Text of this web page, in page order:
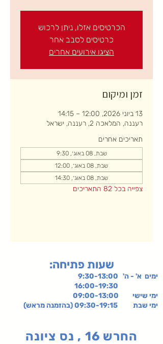
הכרטיסים אזלו, ניתן לרכוש
כרטיסים לסבב אחר
הציגו אירועים אחרים
זמן ומיקום
13 ביוני 2026, 12:00 – 14:15
רעננה, המלאכה 2, רעננה, ישראל
תאריכים אחרים
שבת, 08 באוג׳, 9:30
שבת, 08 באוג׳, 12:00
שבת, 08 באוג׳, 14:30
צפייה בכל 82 התאריכים
:שעות פתיחה
ימים א' - ה' 9:30-13:00
ימי שישי 09:00-13:00
ימי שבת 09:30-19:15 (בהזמנה מראש)
החרש 16 , נס ציונה